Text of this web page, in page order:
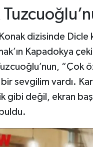
dizisinde Dicle
Kapadokya
“Çok
sevgilim vardı.
gibi değil, ekran
buldu.